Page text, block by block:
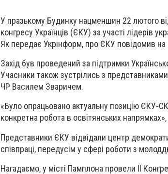
У празькому Будинку нацменшин 22 лютого
конгресу Українців (ЄКУ) за участі лідерів
Як передає Укрінформ, про ЄКУ повідомив на
Захід був проведений за підтримки
Учасники також зустрілись з представниками
ЧР Василем Зваричем.
«Було опрацьовано актуальну позицію ЄКУ-
конкретна робота в освітянських
Представники ЄКУ відвідали центр
співпраці, передусім у сфері роботи з
Нагадаємо, у місті Памплона провели ІІ